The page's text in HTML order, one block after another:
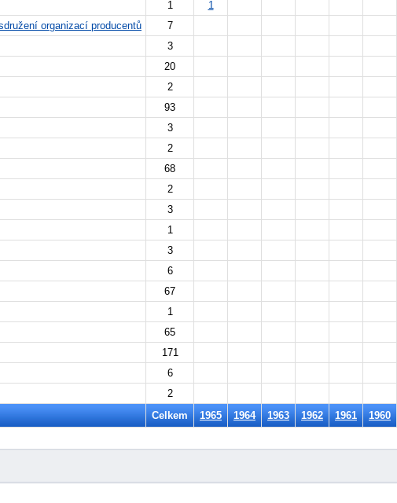
1
1
organizací producentů
7
3
20
2
93
3
2
68
2
3
1
3
6
67
1
65
171
6
2
Celkem 1965 1964 1963 1962 1961 1960